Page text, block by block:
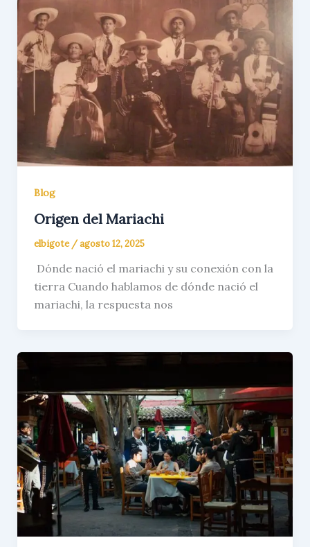
Blog
Origen del Mariachi
elbigote /agosto 12, 2025
Dónde nació el mariachi y su conexión con la
tierra Cuando hablamos de dónde nació el
mariachi, la respuesta nos